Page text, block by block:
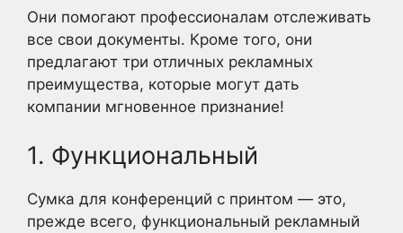
Они помогают профессионалам отслеживать
все свои документы. Кроме того, они
предлагают три отличных рекламных
преимущества, которые могут дать
компании мгновенное признание!
1. Функциональный
Сумка для конференций с принтом — это,
прежде всего, функциональный рекламный